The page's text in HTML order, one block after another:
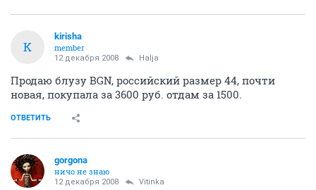
K
kirisha
member
12 декабря 2008 Halja
Продаю блузу BGN, российский размер 44, почти
новая, покупала за 3600 руб. отдам за 1500.
ОТВЕТИТЬ
gorgona
ничо не знаю
12 декабря 2008 Vitinka